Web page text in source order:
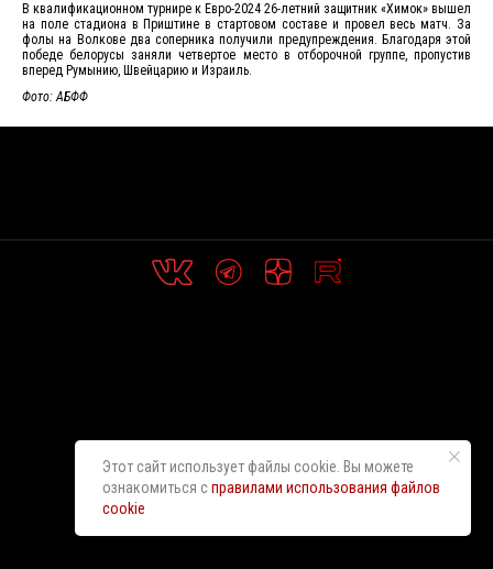
В квалификационном турнире к Евро-2024 26-летний защитник «Химок» вышел
на поле стадиона в Приштине в стартовом составе и провел весь матч. За
фолы на Волкове два соперника получили предупреждения. Благодаря этой
победе белорусы заняли четвертое место в отборочной группе, пропустив
вперед Румынию, Швейцарию и Израиль.
Фото: АБФФ
Этот сайт использует файлы cookie. Вы можете
ознакомиться справилами использования файлов
cookie